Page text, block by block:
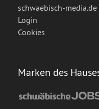
haben oder die sie im
gesammelt haben.
schwaebisch-media.de
Login
Cookies
Marken des